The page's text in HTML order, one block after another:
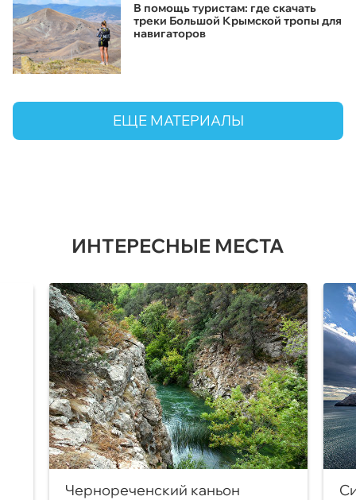
В помощь туристам: где скачать
треки Большой Крымской тропы для
навигаторов
ЕЩЕ МАТЕРИАЛЫ
ИНТЕРЕСНЫЕ МЕСТА
Чернореченский каньон